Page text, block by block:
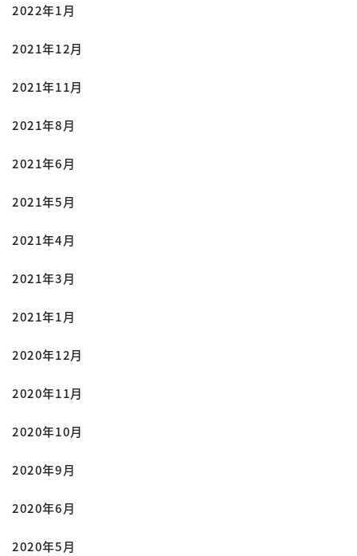
2022年1月
2021年12月
2021年11月
2021年8月
2021年6月
2021年5月
2021年4月
2021年3月
2021年1月
2020年12月
2020年11月
2020年10月
2020年9月
2020年6月
2020年5月